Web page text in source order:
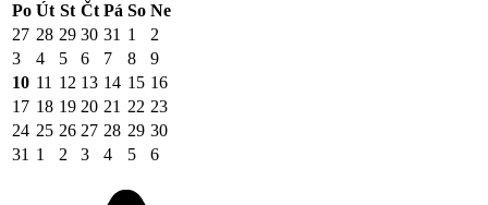
Po Út St Čt Pá So Ne
27 28 29 30 31 1
2
3
4 5 6 7 8
9
10 11 12 13 14 15 16
17 18 19 20 21 22 23
24 25 26 27 28 29 30
31 1 2 3 4 5 6